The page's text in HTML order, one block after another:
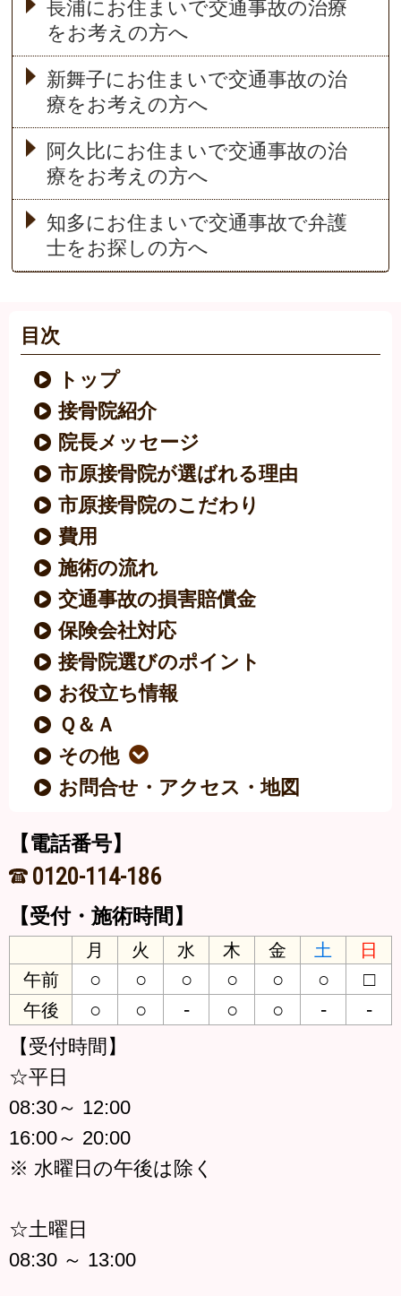
長浦にお住まいで交通事故の治療
をお考えの方へ
新舞子にお住まいで交通事故の治
療をお考えの方へ
阿久比にお住まいで交通事故の治
療をお考えの方へ
知多にお住まいで交通事故で弁護
士をお探しの方へ
目次
トップ
接骨院紹介
院長メッセージ
市原接骨院が選ばれる理由
市原接骨院のこだわり
費用
施術の流れ
交通事故の損害賠償金
保険会社対応
接骨院選びのポイント
お役立ち情報
Ｑ＆Ａ
その他
お問合せ・アクセス・地図
【電話番号】
0120-114-186
【受付・施術時間】
月 火 水 木 金 土
日
午前
○ ○ ○ ○ ○ ○ □
午後 ○ ○ - ○ ○ -
-
【受付時間】
☆平日
08:30～ 12:00
16:00～ 20:00
※ 水曜日の午後は除く
☆土曜日
08:30 ～ 13:00